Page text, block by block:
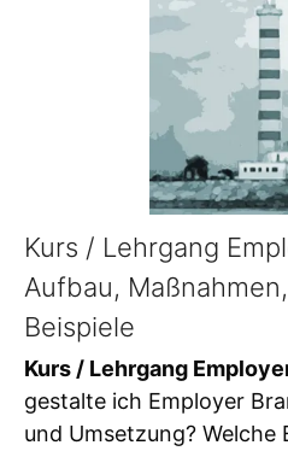
Kurs / Lehrgang
Aufbau,
Beispiele
Kurs / Lehrgang
gestalte ich Employer
und Umsetzung? Welche